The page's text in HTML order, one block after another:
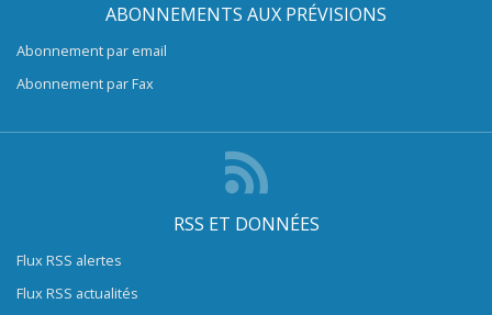
ABONNEMENTS AUX PRÉVISIONS
Abonnement par email
Abonnement par Fax
RSS ET DONNÉES
Flux RSS alertes
Flux RSS actualités